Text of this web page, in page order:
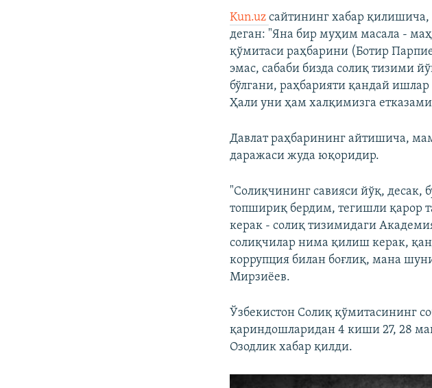
Kun.uzсайтининг хабар қилишича,
деган: "Яна бир муҳим масала -
қўмитаси раҳбарини (Ботир
эмас, сабаби бизда солиқ тизими
бўлгани, раҳбарияти қандай
Ҳали уни ҳам халқимизга
Давлат раҳбарининг айтишича,
даражаси жуда юқоридир.
"Солиқчининг савияси йўқ, десак,
топшириқ бердим, тегишли қарор
керак - солиқ тизимидаги
солиқчилар нима қилиш керак,
коррупция билан боғлиқ, мана
Мирзиёев.
Ўзбекистон Солиқ қўмитасининг
қариндошларидан 4 киши 27, 28
Озодлик хабар қилди.